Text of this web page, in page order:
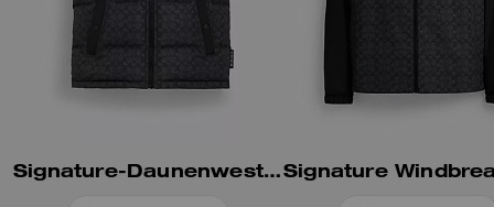
Signature-Daunenweste aus recyceltem Polyester